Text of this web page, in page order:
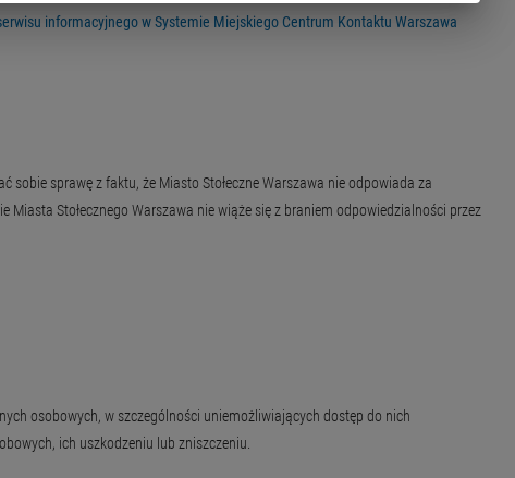
informacyjnego w Systemie Miejskiego Centrum Kontaktu Warszawa
sobie sprawę z faktu, że Miasto Stołeczne Warszawa nie odpowiada za
Stołecznego Warszawa nie wiąże się z braniem odpowiedzialności przez
osobowych, w szczególności uniemożliwiających dostęp do nich
ich uszkodzeniu lub zniszczeniu.